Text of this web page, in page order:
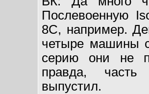
Послевоенную
8С, например.
четыре машины
серию они не
правда,
выпустил.